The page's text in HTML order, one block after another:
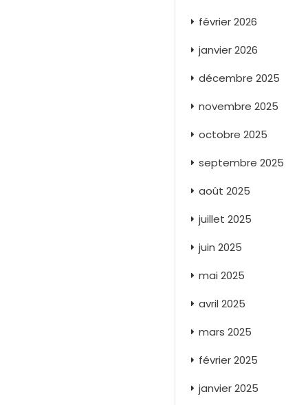
février 2026
janvier 2026
décembre 2025
novembre 2025
octobre 2025
septembre 2025
août 2025
juillet 2025
juin 2025
mai 2025
avril 2025
mars 2025
février 2025
janvier 2025